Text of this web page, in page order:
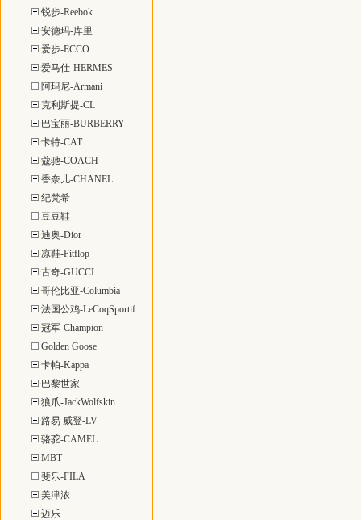
锐步-Reebok
安德玛-库里
爱步-ECCO
爱马仕-HERMES
阿玛尼-Armani
克利斯提-CL
巴宝丽-BURBERRY
卡特-CAT
蔻驰-COACH
香奈儿-CHANEL
纪梵希
豆豆鞋
迪奥-Dior
凉鞋-Fitflop
古奇-GUCCI
哥伦比亚-Columbia
法国公鸡-LeCoqSportif
冠军-Champion
Golden Goose
卡帕-Kappa
巴黎世家
狼爪-JackWolfskin
路易 威登-LV
骆驼-CAMEL
MBT
斐乐-FILA
美津浓
迈乐